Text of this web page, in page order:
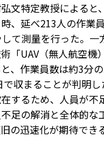
文特定教授によると
、延べ213人の作業
て測量を行った。一
「UAV（無人航空機
、作業員数は約3分の
収まることが判明
するため、人員が不
足の解消と全体的な
の迅速化が期待でき